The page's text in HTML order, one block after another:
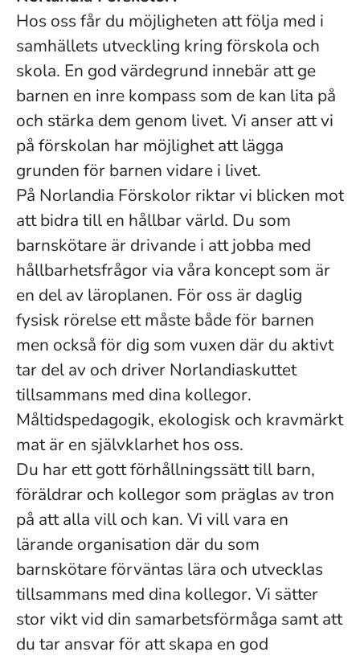
Hos oss får du möjligheten att följa med i
samhällets utveckling kring förskola och
skola. En god värdegrund innebär att ge
barnen en inre kompass som de kan lita på
och stärka dem genom livet. Vi anser att vi
på förskolan har möjlighet att lägga
grunden för barnen vidare i livet.
På Norlandia Förskolor riktar vi blicken mot
att bidra till en hållbar värld. Du som
barnskötare är drivande i att jobba med
hållbarhetsfrågor via våra koncept som är
en del av läroplanen. För oss är daglig
fysisk rörelse ett måste både för barnen
men också för dig som vuxen där du aktivt
tar del av och driver Norlandiaskuttet
tillsammans med dina kollegor.
Måltidspedagogik, ekologisk och kravmärkt
mat är en självklarhet hos oss.
Du har ett gott förhållningssätt till barn,
föräldrar och kollegor som präglas av tron
på att alla vill och kan. Vi vill vara en
lärande organisation där du som
barnskötare förväntas lära och utvecklas
tillsammans med dina kollegor. Vi sätter
stor vikt vid din samarbetsförmåga samt att
du tar ansvar för att skapa en god